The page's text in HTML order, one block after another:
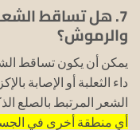
7. هل تساقط
والرموش؟
يمكن أن يكون تساقط
داء الثعلبة أو الإصابة
الشعر المرتبط بالصلع
أي منطقة أخرى في